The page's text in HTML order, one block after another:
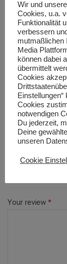
Sitzrohrlänge
Kurbellänge mm
REVIEWS
There are no
BE THE FIRST TO
Your email
Required
Your review *
Wir und
Cookies, u.a.
Funktionalität
verbessern
mutmaßlichen
Media
können dabei
übermittelt
Cookies
Cookies
notwendigen
Du jederzeit,
Deine
unseren
Cookie